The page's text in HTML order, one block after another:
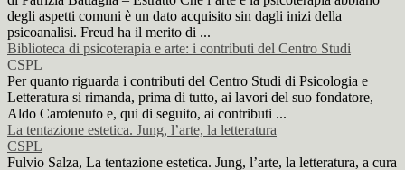
degli aspetti comuni è un dato acquisito sin dagli inizi della
psicoanalisi. Freud ha il merito di ...
Biblioteca di psicoterapia e arte: i contributi del Centro Studi
CSPL
Per quanto riguarda i contributi del Centro Studi di Psicologia e
Letteratura si rimanda, prima di tutto, ai lavori del suo fondatore,
Aldo Carotenuto e, qui di seguito, ai contributi ...
La tentazione estetica. Jung, l’arte, la letteratura
CSPL
Fulvio Salza, La tentazione estetica. Jung, l’arte, la letteratura, a cura